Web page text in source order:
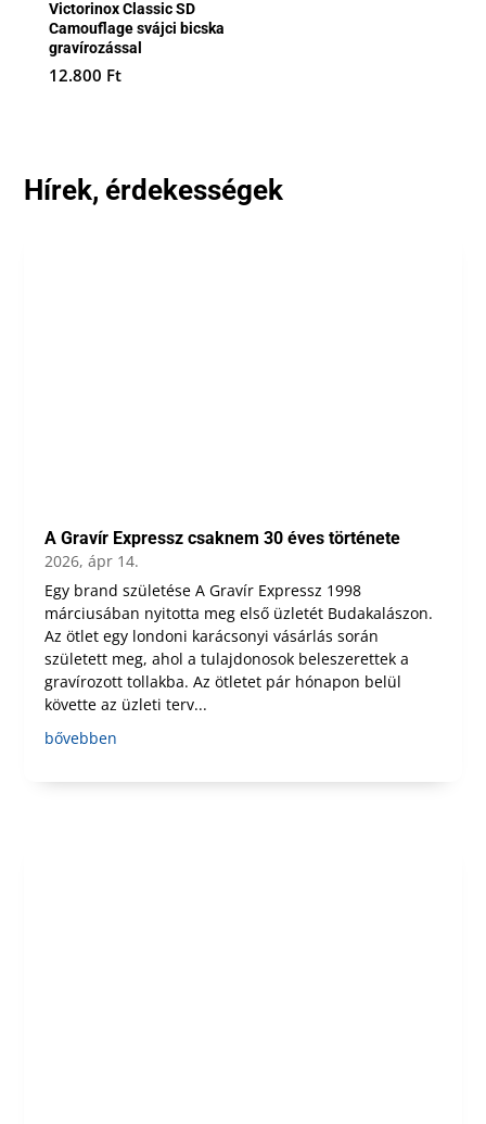
Victorinox Classic SD
Camouflage svájci bicska
gravírozással
12.800 Ft
Hírek, érdekességek
A Gravír Expressz csaknem 30 éves története
2026, ápr 14.
Egy brand születése A Gravír Expressz 1998
márciusában nyitotta meg első üzletét Budakalászon.
Az ötlet egy londoni karácsonyi vásárlás során
született meg, ahol a tulajdonosok beleszerettek a
gravírozott tollakba. Az ötletet pár hónapon belül
követte az üzleti terv...
bővebben